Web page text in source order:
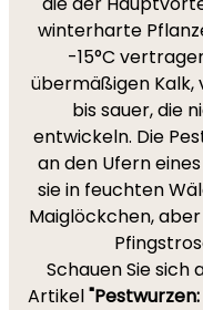
winterharte
-15°C
übermäßigen Kalk,
bis sauer, die
entwickeln. Die
an den Ufern
sie in feuchten
Maiglöckchen,
Schauen Sie sich
Artikel